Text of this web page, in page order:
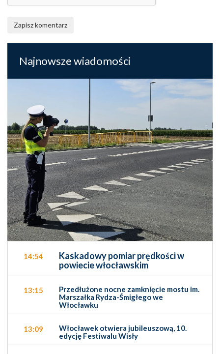
Zapisz komentarz
Najnowsze wiadomości
14:54
Kaskadowy pomiar prędkości w
powiecie włocławskim
13:15
Przedłużone nocne zamknięcie mostu im.
Marszałka Rydza-Śmigłego we
Włocławku
13:09
Włocławek otwiera jubileuszową, 10.
edycję Festiwalu Wisły